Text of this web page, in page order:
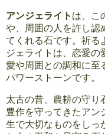
アンジェライト は、こ
や、周囲の人を許し認
てくれる石です。祈る
ジェライトは、恋愛の
愛や周囲との調和に至
パワーストーンです。
太古の昔、農耕の守り
豊作を守ってきたアン
生で大切なものをしっ